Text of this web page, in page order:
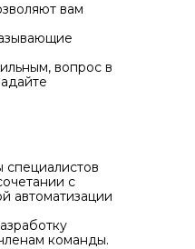
вам
вопрос в
специалистов
с
автоматизации
команды.